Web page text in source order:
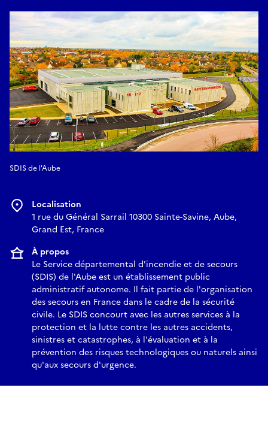
SDIS de l'Aube
Localisation
1 rue du Général Sarrail 10300 Sainte-Savine, Aube,
Grand Est, France
À propos
Le Service départemental d'incendie et de secours
(SDIS) de l'Aube est un établissement public
administratif autonome. Il fait partie de l'organisation
des secours en France dans le cadre de la sécurité
civile. Le SDIS concourt avec les autres services à la
protection et la lutte contre les autres accidents,
sinistres et catastrophes, à l'évaluation et à la
prévention des risques technologiques ou naturels ainsi
qu'aux secours d'urgence.